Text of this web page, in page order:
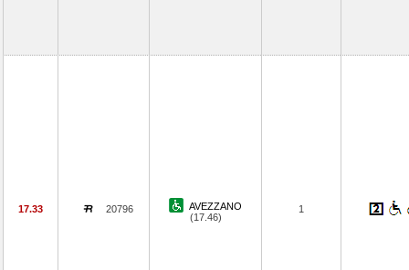
17.33 20796
AVEZZANO
(17.46)
1